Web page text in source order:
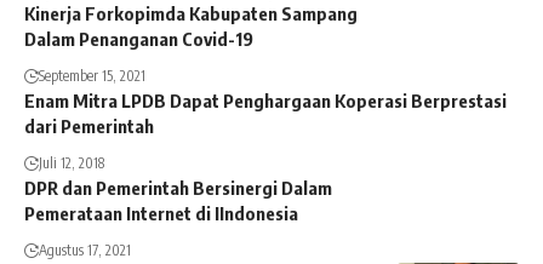
Kinerja Forkopimda Kabupaten Sampang
Dalam Penanganan Covid-19
September 15, 2021
Enam Mitra LPDB Dapat Penghargaan Koperasi Berprestasi
dari Pemerintah
Juli 12, 2018
DPR dan Pemerintah Bersinergi Dalam
Pemerataan Internet di IIndonesia
Agustus 17, 2021